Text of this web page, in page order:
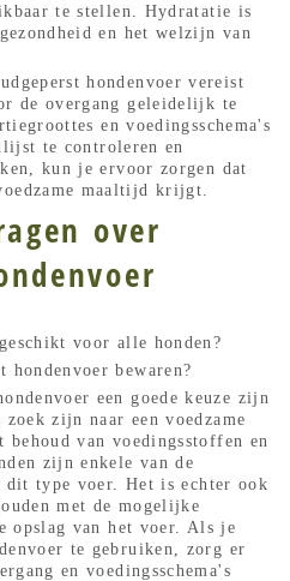
te stellen. Hydratatie is
en het welzijn van
hondenvoer vereist
de overgang geleidelijk te
en voedingsschema's
te controleren en
kun je ervoor zorgen dat
maaltijd krijgt.
over
voor alle honden?
hondenvoer bewaren?
een goede keuze zijn
zijn naar een voedzame
van voedingsstoffen en
zijn enkele van de
type voer. Het is echter ook
met de mogelijke
opslag van het voer. Als je
te gebruiken, zorg er
en voedingsschema's